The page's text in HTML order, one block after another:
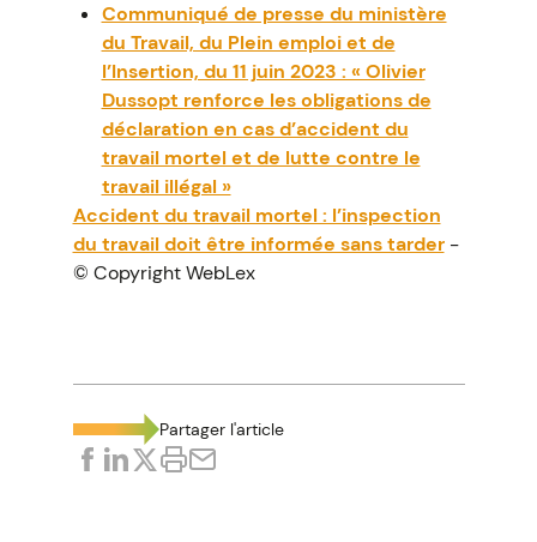
Communiqué de presse du ministère
du Travail, du Plein emploi et de
l’Insertion, du 11 juin 2023 : « Olivier
Dussopt renforce les obligations de
déclaration en cas d’accident du
travail mortel et de lutte contre le
travail illégal »
Accident du travail mortel : l’inspection
du travail doit être informée sans tarder-
© Copyright WebLex
Partager l'article